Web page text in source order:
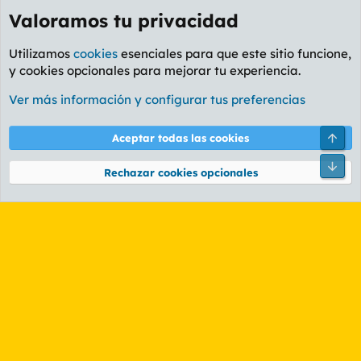
Foro General
Cookies
PL OLDSTYLE AMARILLO
Términos y reglas Política de privacidad Ayuda
Community platform by XenForo® © 2010-2026 XenForo Ltd.
Valoramos tu privacidad
Utilizamos cookies esenciales para que este sitio funcione,
y cookies opcionales para mejorar tu experiencia.
Ver más información y configurar tus preferencias
Aceptar todas las cookies
Rechazar cookies opcionales
Pie